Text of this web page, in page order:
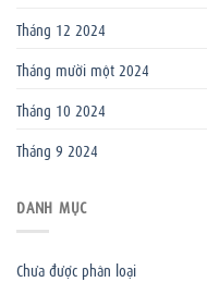
Tháng 12 2024
Tháng mười một 2024
Tháng 10 2024
Tháng 9 2024
DANH MỤC
Chưa được phân loại